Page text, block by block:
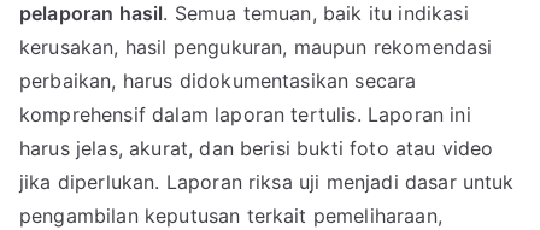
pelaporan hasil. Semua temuan, baik itu indikasi
kerusakan, hasil pengukuran, maupun rekomendasi
perbaikan, harus didokumentasikan secara
komprehensif dalam laporan tertulis. Laporan ini
harus jelas, akurat, dan berisi bukti foto atau video
jika diperlukan. Laporan riksa uji menjadi dasar untuk
pengambilan keputusan terkait pemeliharaan,